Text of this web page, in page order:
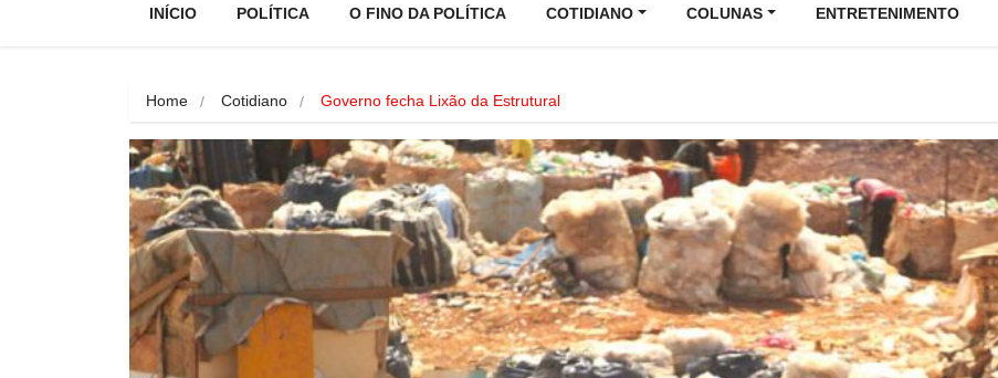
INÍCIO POLÍTICA O FINO DA POLÍTICA COTIDIANO COLUNAS ENTRETENIMENTO
Home Cotidiano Governo fecha Lixão da Estrutural